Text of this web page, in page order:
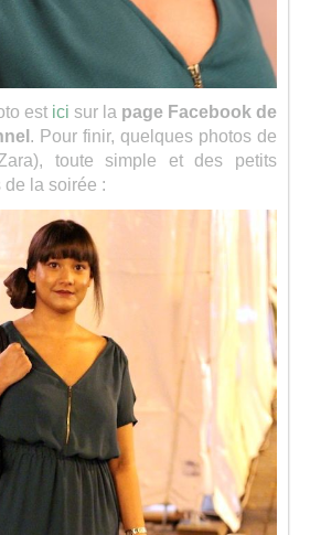
est ici sur la page Facebook de
. Pour finir, quelques photos de
toute simple et des petits
de la soirée :